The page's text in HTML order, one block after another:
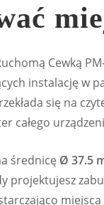
Cewką
instalację w
się na
całego
średnicę Ø 37.5
projektujesz